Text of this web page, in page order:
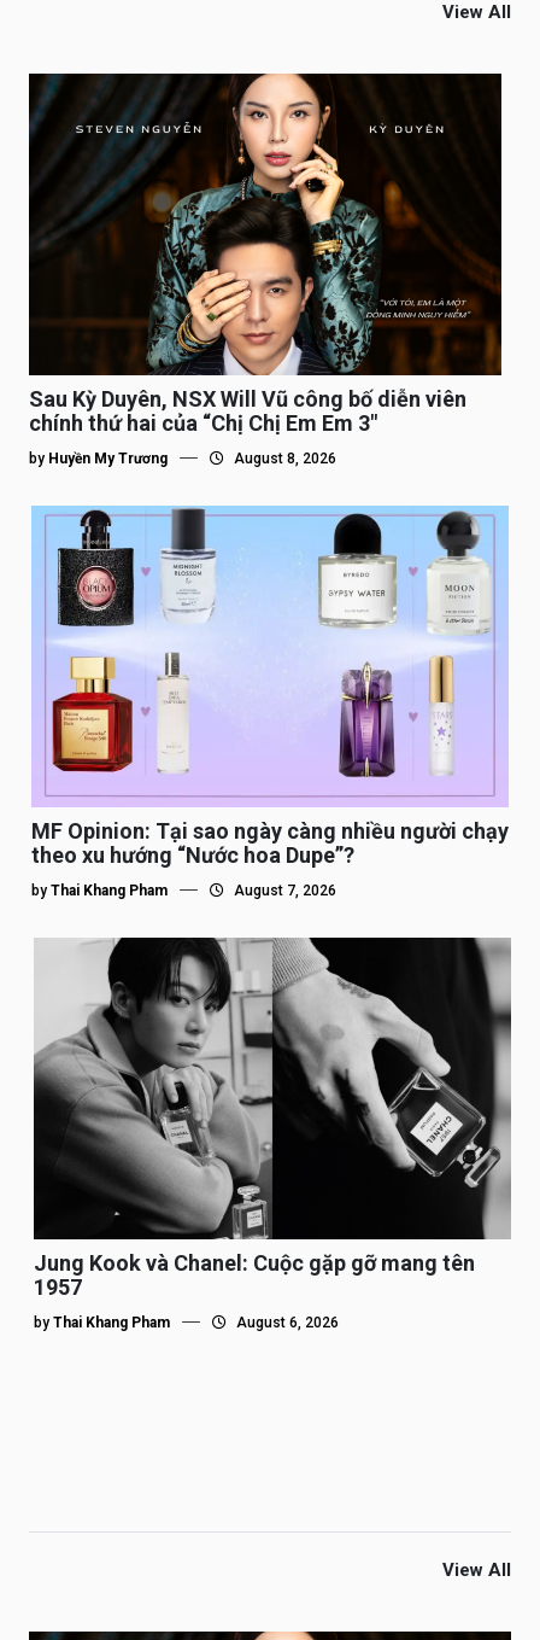
View All
Sau Kỳ Duyên, NSX Will Vũ công bố diễn viên
chính thứ hai của “Chị Chị Em Em 3″
by Huyền My Trương August 8, 2026
MF Opinion: Tại sao ngày càng nhiều người chạy
theo xu hướng “Nước hoa Dupe”?
by Thai Khang Pham August 7, 2026
Jung Kook và Chanel: Cuộc gặp gỡ mang tên
1957
by Thai Khang Pham August 6, 2026
View All